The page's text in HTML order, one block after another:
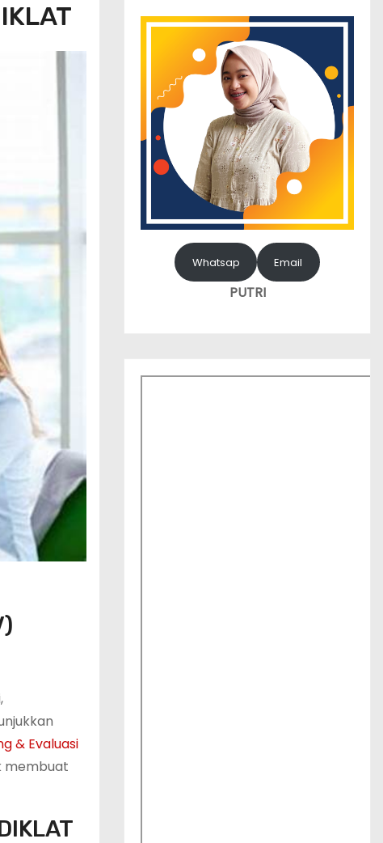
& Evaluasi
membuat
Whatsap Email
PUTRI